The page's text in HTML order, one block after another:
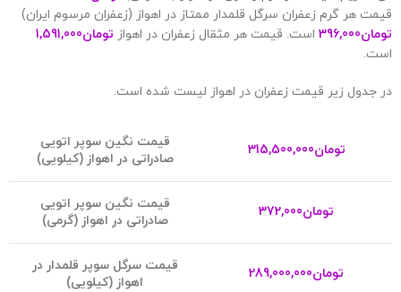
قیمت هر گرم زعفران سرگل قلمدار ممتاز در اهواز (زعفران مرسوم ایران)
تومان396,000 است. قیمت هر مثقال زعفران در اهواز تومان1,591,000
است.
در جدول زیر قیمت زعفران در اهواز لیست شده است.
تومان315,500,000
قیمت نگین سوپر اتویی
صادراتی در اهواز (کیلویی)
تومان372,000
قیمت نگین سوپر اتویی
صادراتی در اهواز (گرمی)
تومان289,000,000 قیمت سرگل سوپر قلمدار در
اهواز (کیلویی)